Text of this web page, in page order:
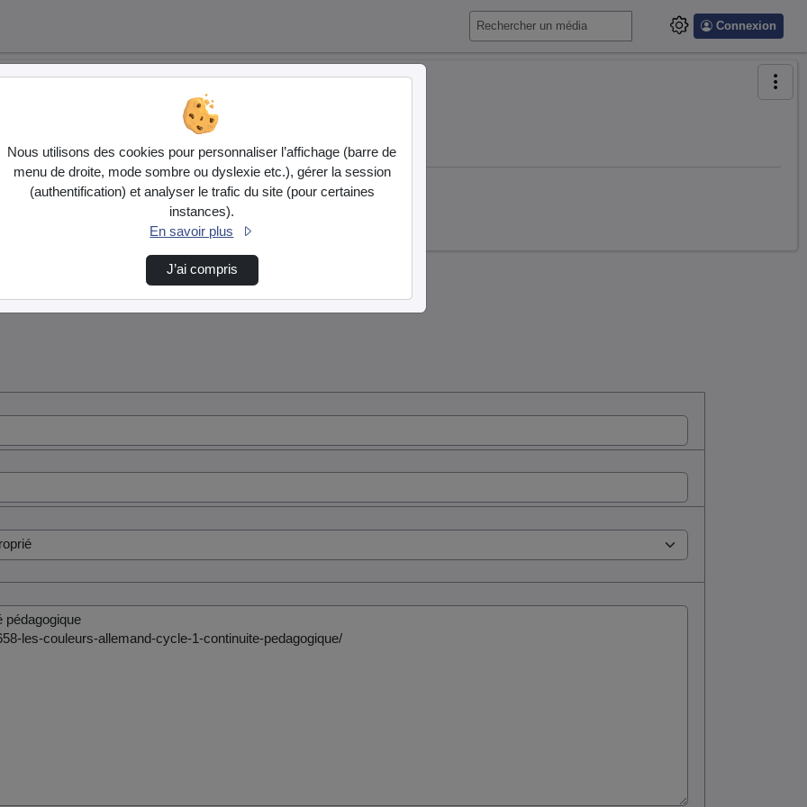
Connexion
Nous utilisons des cookies pour personnaliser l’affichage (barre de
menu de droite, mode sombre ou dyslexie etc.), gérer la session
(authentification) et analyser le trafic du site (pour certaines
instances).
En savoir plus
J’ai compris